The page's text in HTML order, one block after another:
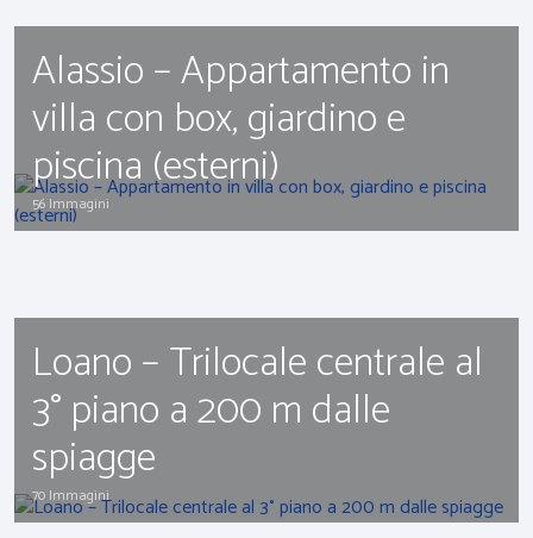
Alassio – Appartamento in
villa con box, giardino e
piscina (esterni)
56 Immagini
Loano – Trilocale centrale al
3° piano a 200 m dalle
spiagge
70 Immagini